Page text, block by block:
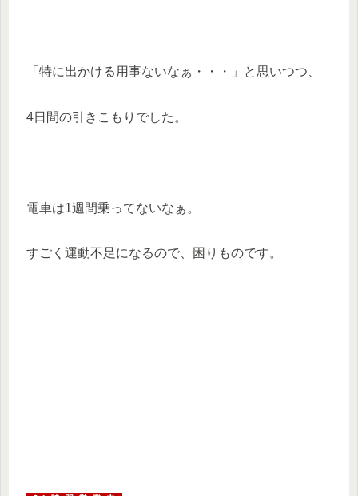
「特に出かける用事ないなぁ・・・」と思いつつ、
4日間の引きこもりでした。
電車は1週間乗ってないなぁ。
すごく運動不足になるので、困りものです。